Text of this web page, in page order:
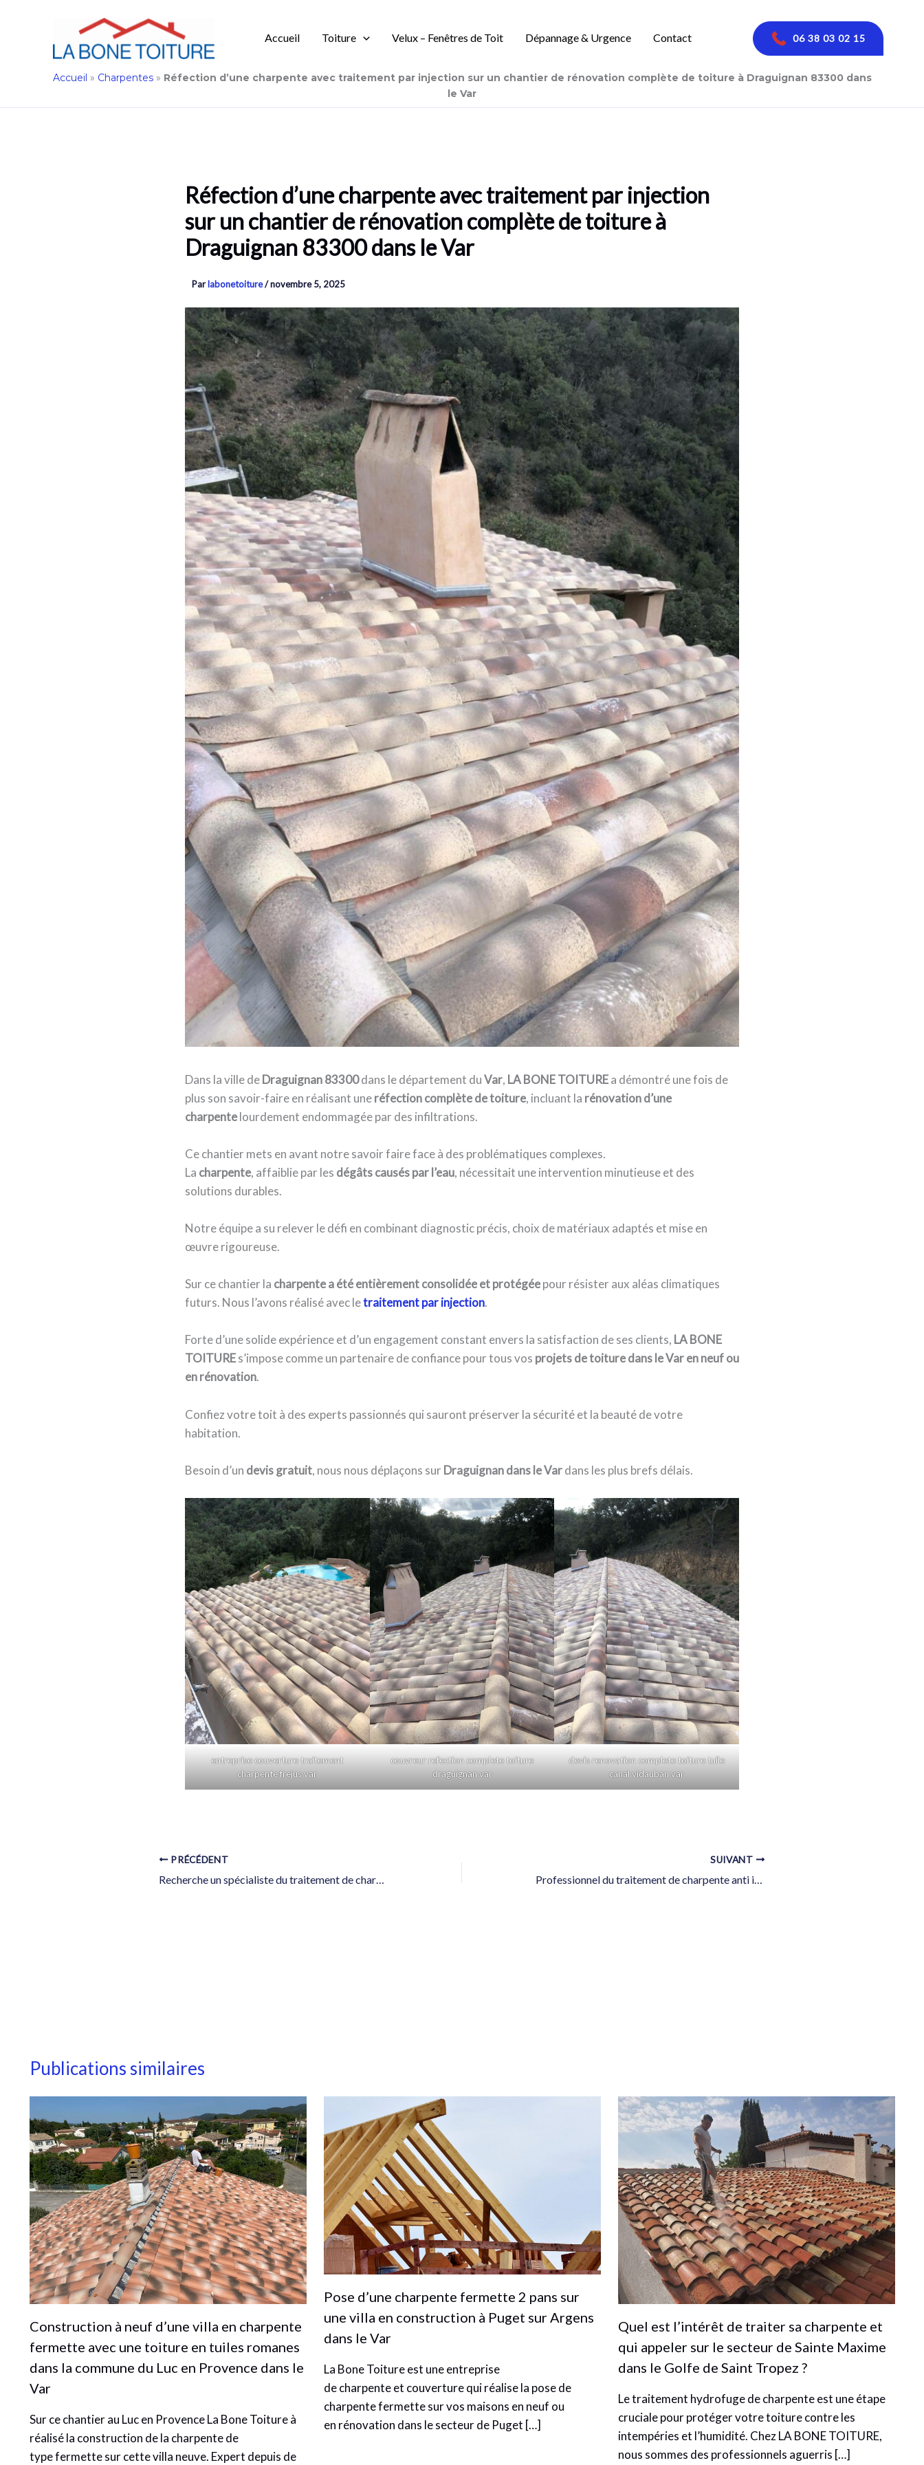
contenu
Accueil Toiture Velux – Fenêtres de Toit Dépannage & Urgence Contact 06 38 03 02 15
Accueil » Charpentes» Réfection d’une charpente avec traitement par injection sur un chantier de rénovation complète de toiture à Draguignan 83300 dans
le Var
Réfection d’une charpente avec traitement par injection
sur un chantier de rénovation complète de toiture à
Draguignan 83300 dans le Var
Parlabonetoiture/novembre 5, 2025
Dans la ville deDraguignan 83300dans le département duVar, LA BONE TOITUREa démontré une fois de
plus son savoir-faire en réalisant uneréfection complète de toiture, incluant la rénovation d’une
charpentelourdement endommagée par des infiltrations.
Ce chantier mets en avant notre savoir faire face à des problématiques complexes.
La charpente, affaiblie par les dégâts causés par l’eau, nécessitait une intervention minutieuse et des
solutions durables.
Notre équipe a su relever le défi en combinant diagnostic précis, choix de matériaux adaptés et mise en
œuvre rigoureuse.
Sur ce chantier la charpente a été entièrement consolidée et protégéepour résister aux aléas climatiques
futurs. Nous l’avons réalisé avec letraitement par injection.
Forte d’une solide expérience et d’un engagement constant envers la satisfaction de ses clients, LA BONE
TOITUREs’impose comme un partenaire de confiance pour tous vos projets de toiture dans le Var en neuf ou
en rénovation.
Confiez votre toit à des experts passionnés qui sauront préserver la sécurité et la beauté de votre
habitation.
Besoin d’un devis gratuit, nous nous déplaçons sur Draguignan dans le Vardans les plus brefs délais.
entreprise couverture traitement
charpente frejus var
couvreur refection complete toiture
draguignan var
devis renovation complete toiture tuile
canal vidauban var
PRÉCÉDENT SUIVANT
Professionnel du traitement de charpente anti insectes et termites à Ramatuelle dans le Golfe de Saint Tropez
Publications similaires
Construction à neuf d’une villa en charpente
fermette avec une toiture en tuiles romanes
dans la commune du Luc en Provence dans le
Var
Sur ce chantier au Luc en Provence La Bone Toiture à
réalisé la construction de la charpente de
type fermette sur cette villa neuve. Expert depuis de
Pose d’une charpente fermette 2 pans sur
une villa en construction à Puget sur Argens
dans le Var
La Bone Toiture est une entreprise
de charpente et couverture qui réalise la pose de
charpente fermette sur vos maisons en neuf ou
en rénovation dans le secteur de Puget […]
Quel est l’intérêt de traiter sa charpente et
qui appeler sur le secteur de Sainte Maxime
dans le Golfe de Saint Tropez ?
Le traitement hydrofuge de charpente est une étape
cruciale pour protéger votre toiture contre les
intempéries et l’humidité. Chez LA BONE TOITURE,
nous sommes des professionnels aguerris […]